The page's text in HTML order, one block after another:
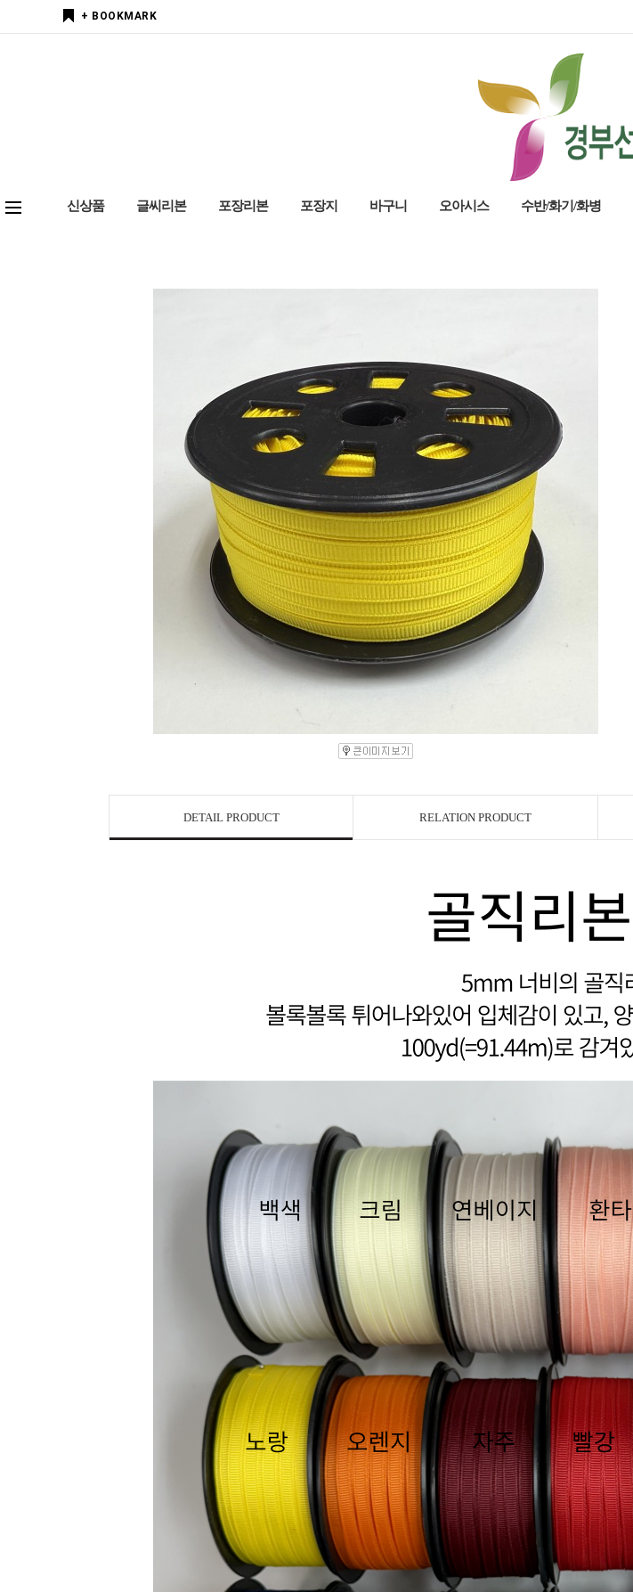
+ BOOKMARK
신상품 글씨리본 포장리본 포장지 바구니 오아시스 수반/화기/화병
DETAIL PRODUCT RELATION PRODUCT